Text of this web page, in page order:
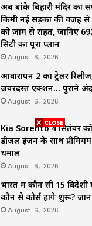
अब बांके बिहारी मंदिर का
किमी नई सड़कों की वजह से
को जाम से राहत, जानिए
सिटी का पूरा प्लान
August 6, 2026
आवारापन 2 का ट्रेलर
जबरदस्त एक्शन… पुराने
August 6, 2026
Kia Sorento 4 सितंबर को
डीजल इंजन के साथ
धमाल
August 6, 2026
भारत में कौन सी 15 विदेशी
कौन से कोर्स होंगे शुरू? जानें
August 6, 2026